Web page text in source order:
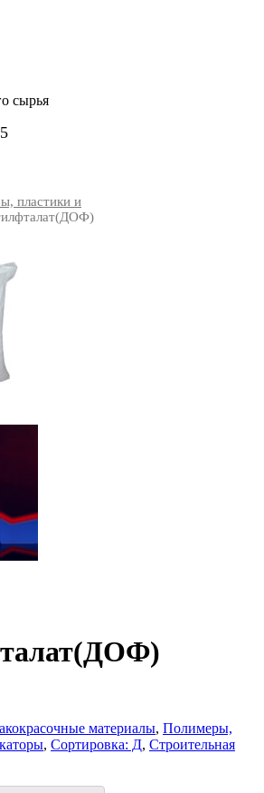
сырья
пластики и
материалы, Полимеры,
, Сортировка: Д, Строительная